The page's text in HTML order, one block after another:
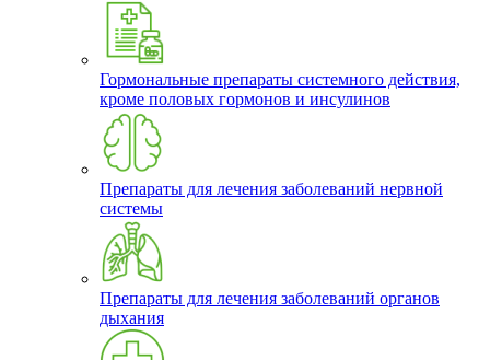
Гормональные препараты системного действия,
кроме половых гормонов и инсулинов
Препараты для лечения заболеваний нервной
системы
Препараты для лечения заболеваний органов
дыхания